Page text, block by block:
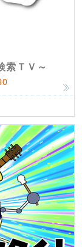
索ＴＶ～